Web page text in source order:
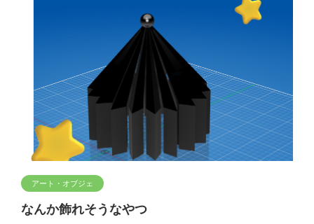
アート・オブジェ
なんか飾れそうなやつ